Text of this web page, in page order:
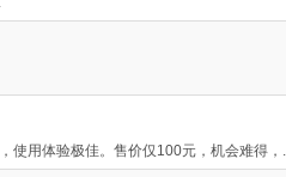
用体验极佳。售价仅100元，机会难得，...